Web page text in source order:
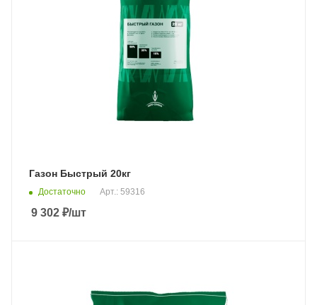
Газон Быстрый 20кг
Достаточно Арт.: 59316
9 302 ₽/шт